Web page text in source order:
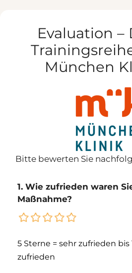
Evaluation –
München
Bitte bewerten Sie
1. Wie zufrieden waren
Maßnahme?
5 Sterne = sehr zufrieden bis
zufrieden